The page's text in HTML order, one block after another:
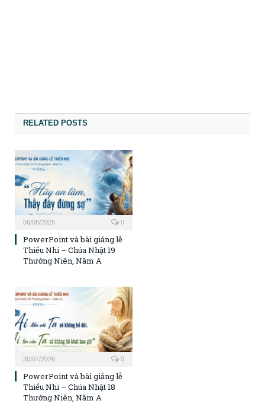
RELATED POSTS
06/08/2026 0
PowerPoint và bài giảng lễ
Thiếu Nhi – Chúa Nhật 19
Thường Niên, Năm A
30/07/2026 0
PowerPoint và bài giảng lễ
Thiếu Nhi – Chúa Nhật 18
Thường Niên, Năm A